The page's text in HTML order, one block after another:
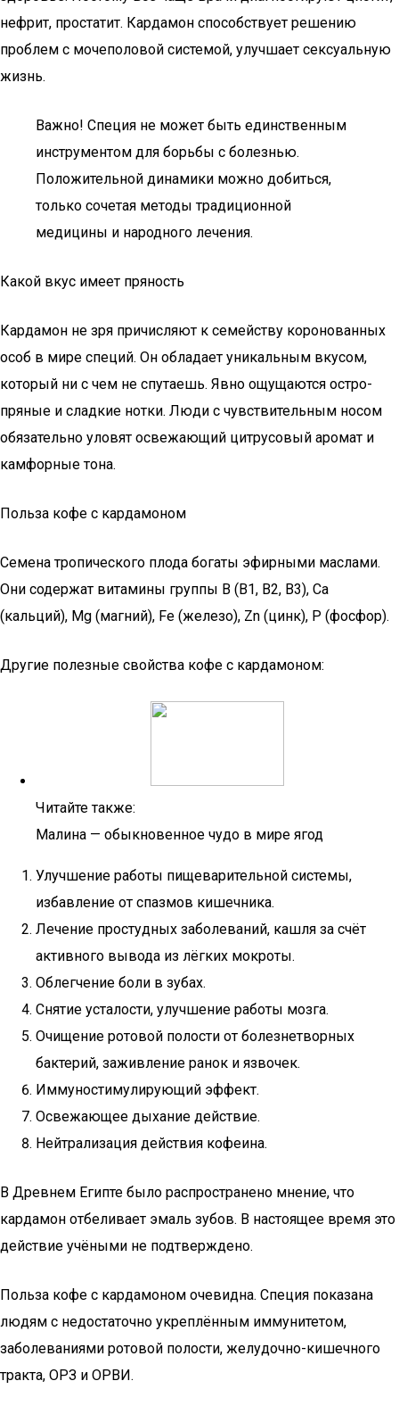
нефрит, простатит. Кардамон способствует решению
проблем с мочеполовой системой, улучшает сексуальную
жизнь.
Важно! Специя не может быть единственным
инструментом для борьбы с болезнью.
Положительной динамики можно добиться,
только сочетая методы традиционной
медицины и народного лечения.
Какой вкус имеет пряность
Кардамон не зря причисляют к семейству коронованных
особ в мире специй. Он обладает уникальным вкусом,
который ни с чем не спутаешь. Явно ощущаются остро-
пряные и сладкие нотки. Люди с чувствительным носом
обязательно уловят освежающий цитрусовый аромат и
камфорные тона.
Польза кофе с кардамоном
Семена тропического плода богаты эфирными маслами.
Они содержат витамины группы В (В1, В2, В3), Ca
(кальций), Mg (магний), Fe (железо), Zn (цинк), P (фосфор).
Другие полезные свойства кофе с кардамоном:
Читайте также:
Малина — обыкновенное чудо в мире ягод
Улучшение работы пищеварительной системы,
избавление от спазмов кишечника.
Лечение простудных заболеваний, кашля за счёт
активного вывода из лёгких мокроты.
Облегчение боли в зубах.
Снятие усталости, улучшение работы мозга.
Очищение ротовой полости от болезнетворных
бактерий, заживление ранок и язвочек.
Иммуностимулирующий эффект.
Освежающее дыхание действие.
Нейтрализация действия кофеина.
В Древнем Египте было распространено мнение, что
кардамон отбеливает эмаль зубов. В настоящее время это
действие учёными не подтверждено.
Польза кофе с кардамоном очевидна. Специя показана
людям с недостаточно укреплённым иммунитетом,
заболеваниями ротовой полости, желудочно-кишечного
тракта, ОРЗ и ОРВИ.